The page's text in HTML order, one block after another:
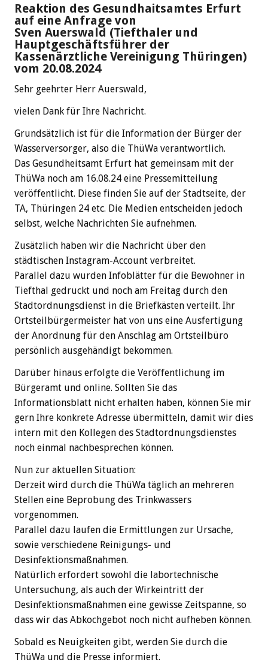
Reaktion des Gesundhaitsamtes Erfurt
auf eine Anfrage von
Sven Auerswald (Tiefthaler und
Hauptgeschäftsführer der
Kassenärztliche Vereinigung Thüringen)
vom 20.08.2024
Sehr geehrter Herr Auerswald,
vielen Dank für Ihre Nachricht.
Grundsätzlich ist für die Information der Bürger der
Wasserversorger, also die ThüWa verantwortlich.
Das Gesundheitsamt Erfurt hat gemeinsam mit der
ThüWa noch am 16.08.24 eine Pressemitteilung
veröffentlicht. Diese finden Sie auf der Stadtseite, der
TA, Thüringen 24 etc. Die Medien entscheiden jedoch
selbst, welche Nachrichten Sie aufnehmen.
Zusätzlich haben wir die Nachricht über den
städtischen Instagram-Account verbreitet.
Parallel dazu wurden Infoblätter für die Bewohner in
Tiefthal gedruckt und noch am Freitag durch den
Stadtordnungsdienst in die Briefkästen verteilt. Ihr
Ortsteilbürgermeister hat von uns eine Ausfertigung
der Anordnung für den Anschlag am Ortsteilbüro
persönlich ausgehändigt bekommen.
Darüber hinaus erfolgte die Veröffentlichung im
Bürgeramt und online. Sollten Sie das
Informationsblatt nicht erhalten haben, können Sie mir
gern Ihre konkrete Adresse übermitteln, damit wir dies
intern mit den Kollegen des Stadtordnungsdienstes
noch einmal nachbesprechen können.
Nun zur aktuellen Situation:
Derzeit wird durch die ThüWa täglich an mehreren
Stellen eine Beprobung des Trinkwassers
vorgenommen.
Parallel dazu laufen die Ermittlungen zur Ursache,
sowie verschiedene Reinigungs- und
Desinfektionsmaßnahmen.
Natürlich erfordert sowohl die labortechnische
Untersuchung, als auch der Wirkeintritt der
Desinfektionsmaßnahmen eine gewisse Zeitspanne, so
dass wir das Abkochgebot noch nicht aufheben können.
Sobald es Neuigkeiten gibt, werden Sie durch die
ThüWa und die Presse informiert.